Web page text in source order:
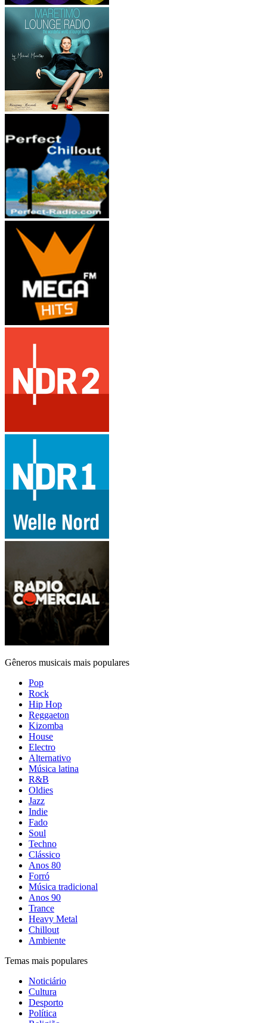
Gêneros musicais mais populares
Pop
Rock
Hip Hop
Reggaeton
Kizomba
House
Electro
Alternativo
Música latina
R&B
Oldies
Jazz
Indie
Fado
Soul
Techno
Clássico
Anos 80
Forró
Música tradicional
Anos 90
Trance
Heavy Metal
Chillout
Ambiente
Temas mais populares
Noticiário
Cultura
Desporto
Política